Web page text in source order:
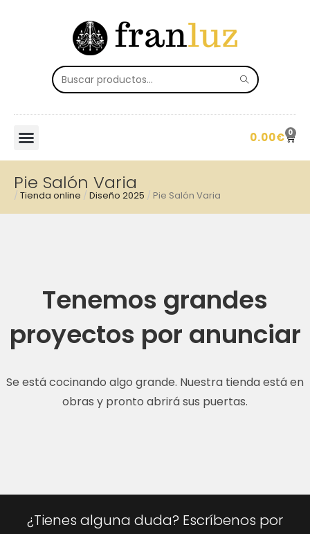
0.00€ 0
Pie Salón Varia
/ Tienda online / Diseño 2025 / Pie Salón Varia
Tenemos grandes
proyectos por anunciar
Se está cocinando algo grande. Nuestra tienda está en
obras y pronto abrirá sus puertas.
¿Tienes alguna duda? Escríbenos por